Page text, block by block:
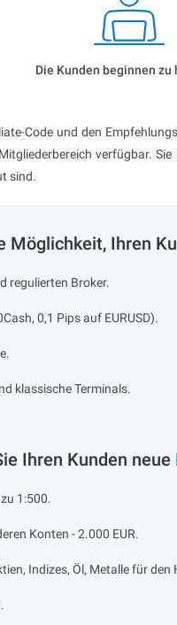
Die Kunden beginnen zu
Code und den
verfügbar.
sind.
Möglichkeit, Ihren
regulierten Broker.
0,1 Pips auf EURUSD).
klassische Terminals.
Ihren Kunden neue
1:500.
Konten - 2.000 EUR.
Indizes, Öl, Metalle für den